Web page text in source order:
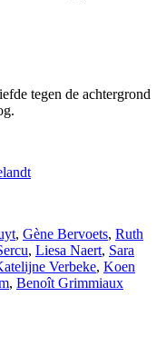
tegen de achtergrond
, Gène Bervoets, Ruth
, Liesa Naert, Sara
Verbeke, Koen
, Benoît Grimmiaux